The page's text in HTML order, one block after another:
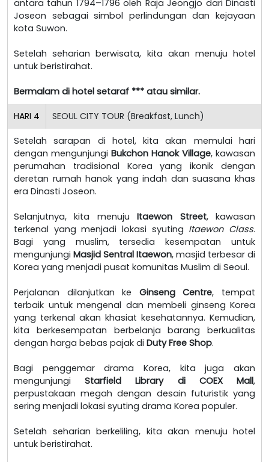
antara tahun 1794–1796 oleh Raja Jeongjo dari Dinasti
Joseon sebagai simbol perlindungan dan kejayaan
kota Suwon.
Setelah seharian berwisata, kita akan menuju hotel
untuk beristirahat.
Bermalam di hotel setaraf *** atau similar.
HARI 4 SEOUL CITY TOUR (Breakfast, Lunch)
Setelah sarapan di hotel, kita akan memulai hari
dengan mengunjungi Bukchon Hanok Village, kawasan
perumahan tradisional Korea yang ikonik dengan
deretan rumah hanok yang indah dan suasana khas
era Dinasti Joseon.
Selanjutnya, kita menujuItaewon Street, kawasan
terkenal yang menjadi lokasi syuting Itaewon Class.
Bagi yang muslim, tersedia kesempatan untuk
mengunjungi Masjid Sentral Itaewon, masjid terbesar di
Korea yang menjadi pusat komunitas Muslim di Seoul.
Perjalanan dilanjutkan ke Ginseng Centre, tempat
terbaik untuk mengenal dan membeli ginseng Korea
yang terkenal akan khasiat kesehatannya. Kemudian,
kita berkesempatan berbelanja barang berkualitas
dengan harga bebas pajak di Duty Free Shop.
Bagi penggemar drama Korea, kita juga akan
mengunjungiStarfield Library di COEX Mall,
perpustakaan megah dengan desain futuristik yang
sering menjadi lokasi syuting drama Korea populer.
Setelah seharian berkeliling, kita akan menuju hotel
untuk beristirahat.